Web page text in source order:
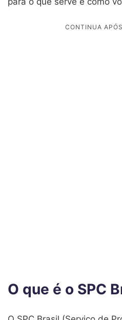
O que é o SPC